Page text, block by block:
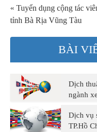
« Tuyển dụng cộng tác
tỉnh Bà Rịa Vũng Tàu
BÀI
Dịch
ngành
Dịch vụ
TP.Hồ